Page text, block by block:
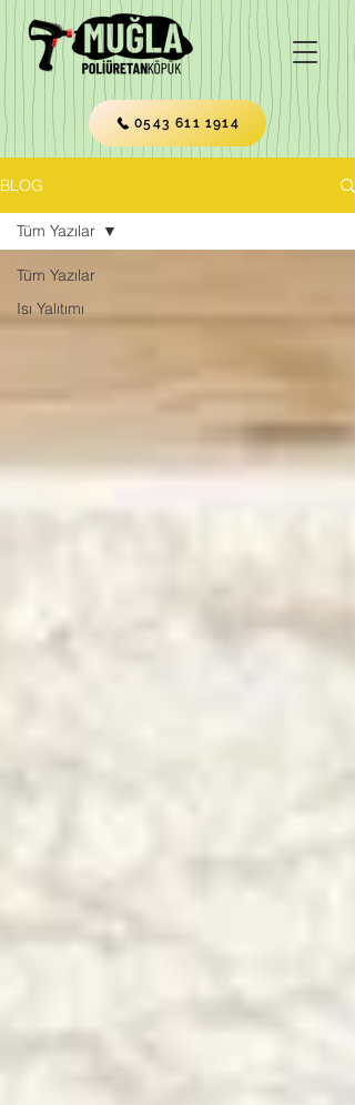
0543 611 1914
BLOG
Tüm Yazılar
Isı Yalıtımı
Tüm Yazılar